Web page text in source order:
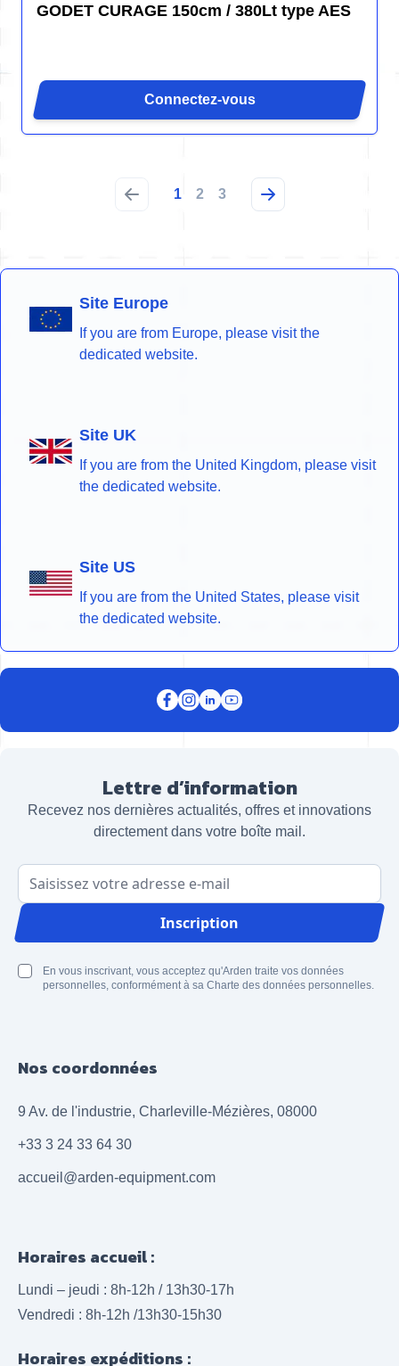
GODET CURAGE 150cm / 380Lt type AES
Connectez-vous
1 2 3
Site Europe
If you are from Europe, please visit the
dedicated website.
Site UK
If you are from the United Kingdom, please visit
the dedicated website.
Site US
If you are from the United States, please visit
the dedicated website.
Lettre d’information
Recevez nos dernières actualités, offres et innovations
directement dans votre boîte mail.
Adresse email
Inscription
En vous inscrivant, vous acceptez qu'Arden traite vos données
personnelles, conformément à sa Charte des données personnelles.
Nos coordonnées
9 Av. de l'industrie, Charleville-Mézières, 08000
+33 3 24 33 64 30
accueil@arden-equipment.com
Horaires accueil :
Lundi – jeudi : 8h-12h / 13h30-17h
Vendredi : 8h-12h /13h30-15h30
Horaires expéditions :